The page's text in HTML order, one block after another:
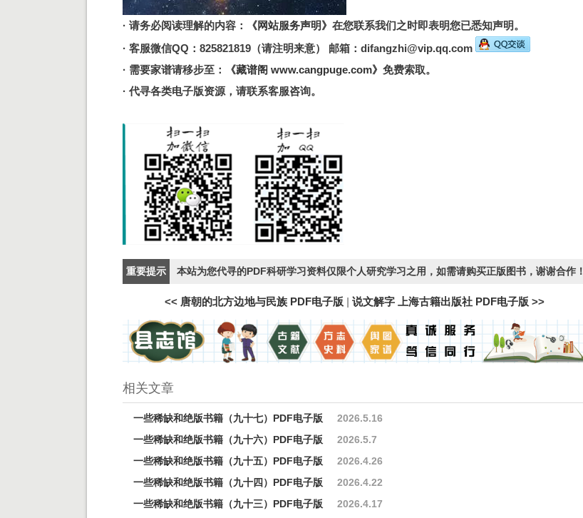
· 请务必阅读理解的内容： 《网站服务声明》 在您联系我们之时即表明您已悉知声明。
· 客服微信QQ：825821819（请注明来意） 邮箱：difangzhi@vip.qq.com
· 需要家谱请移步至：
《藏谱阁 www.cangpuge.com》 免费索取。
· 代寻各类电子版资源，请联系客服咨询。
重要提示 本站为您代寻的PDF科研学习资料仅限个人研究学习之用，如需请购买正版图书，谢谢合作！
<< 唐朝的北方边地与民族 PDF电子版 | 说文解字 上海古籍出版社 PDF电子版 >>
相关文章
一些稀缺和绝版书籍（九十七）PDF电子版
2026.5.16
一些稀缺和绝版书籍（九十六）PDF电子版
2026.5.7
一些稀缺和绝版书籍（九十五）PDF电子版
2026.4.26
一些稀缺和绝版书籍（九十四）PDF电子版
2026.4.22
一些稀缺和绝版书籍（九十三）PDF电子版
2026.4.17